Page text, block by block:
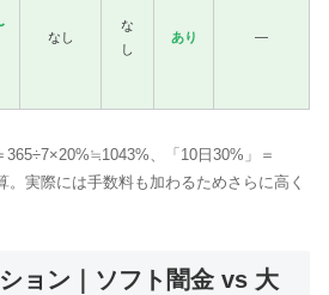
なし
な
し
あり —
、「10日30%」＝
実際には手数料も加わるためさらに高く
ョン｜ソフト闇金 vs 大